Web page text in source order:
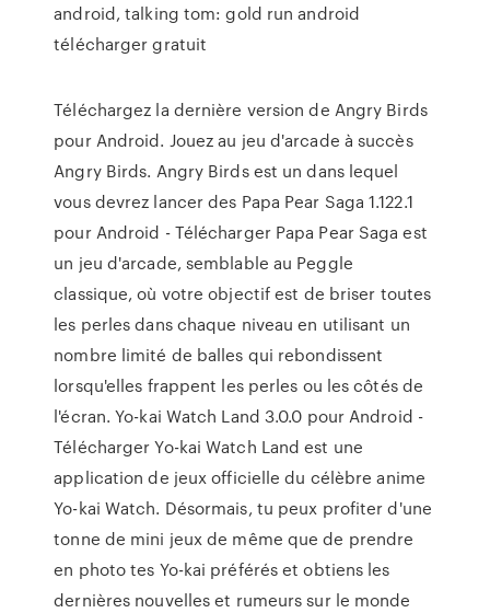
android, talking tom: gold run android
télécharger gratuit
Téléchargez la dernière version de Angry Birds
pour Android. Jouez au jeu d'arcade à succès
Angry Birds. Angry Birds est un dans lequel
vous devrez lancer des Papa Pear Saga 1.122.1
pour Android - Télécharger Papa Pear Saga est
un jeu d'arcade, semblable au Peggle
classique, où votre objectif est de briser toutes
les perles dans chaque niveau en utilisant un
nombre limité de balles qui rebondissent
lorsqu'elles frappent les perles ou les côtés de
l'écran. Yo-kai Watch Land 3.0.0 pour Android -
Télécharger Yo-kai Watch Land est une
application de jeux officielle du célèbre anime
Yo-kai Watch. Désormais, tu peux profiter d'une
tonne de mini jeux de même que de prendre
en photo tes Yo-kai préférés et obtiens les
dernières nouvelles et rumeurs sur le monde